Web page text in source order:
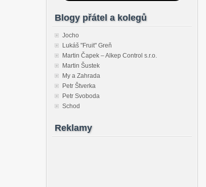
Blogy přátel a kolegů
Jocho
Lukáš "Fruit" Greň
Martin Čapek – Alkep Control s.r.o.
Martin Šustek
My a Zahrada
Petr Štverka
Petr Svoboda
Schod
Reklamy